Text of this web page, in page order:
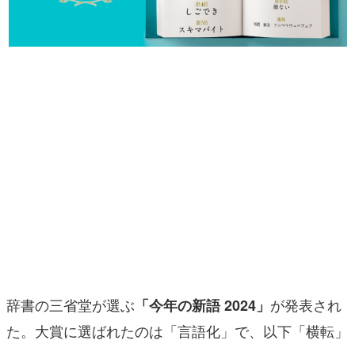
なんでゲームは面白い？
ゲーム開発者・hamatsu氏がゲームの魅力を画面や操作の
その他
辞書の三省堂が選ぶ 「今年の新語 2024」 が発表され
た。大賞に選ばれたのは「言語化」で、以下「横転」